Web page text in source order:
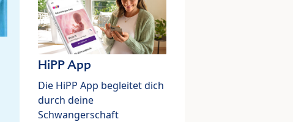
HiPP App
Die HiPP App begleitet dich
durch deine
Schwangerschaft